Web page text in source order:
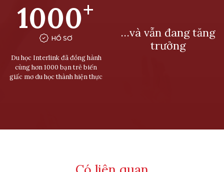
1000+
HỒ SƠ
Du học Interlink đã đồng hành
cùng hơn 1000 bạn trẻ biến
giấc mơ du học thành hiện thực
…và vẫn đang tăng
trưởng